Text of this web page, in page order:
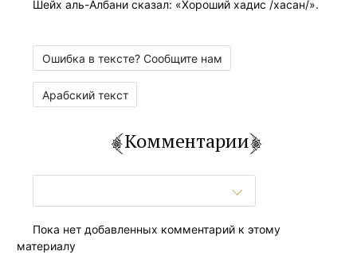
Шейх аль-Албани сказал: «Хороший хадис /хасан/».
Ошибка в тексте? Сообщите нам
Арабский текст
Комментарии
Пока нет добавленных комментарий к этому
материалу